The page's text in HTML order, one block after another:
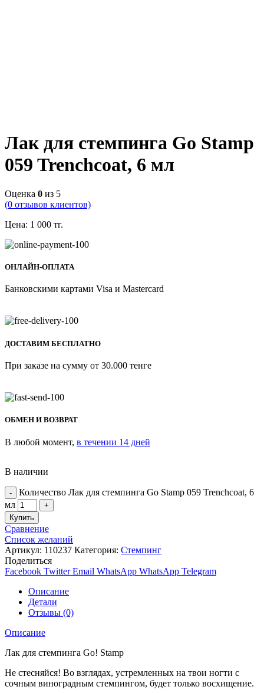
Лак для стемпинга Go Stamp
059 Trenchcoat, 6 мл
Оценка 0 из 5
(0 отзывов клиентов)
Цена: 1 000 тг.
ОНЛАЙН-ОПЛАТА
Банковскими картами Visa и Mastercard
ДОСТАВИМ БЕСПЛАТНО
При заказе на сумму от 30.000 тенге
ОБМЕН И ВОЗВРАТ
В любой момент, в течении 14 дней
В наличии
Количество Лак для стемпинга Go Stamp 059 Trenchcoat, 6
мл
Купить
Сравнение
Список желаний
Артикул: 110237 Категория: Стемпинг
Поделиться
Facebook Twitter Email WhatsApp WhatsApp Telegram
Описание
Детали
Отзывы (0)
Описание
Лак для стемпинга Go! Stamp
Не стесняйся! Во взглядах, устремленных на твои ногти с
сочным виноградным стемпингом, будет только восхищение.